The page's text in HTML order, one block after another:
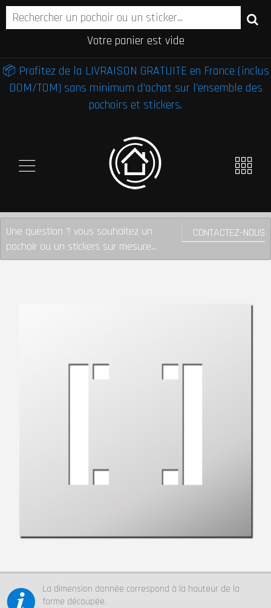
Votre panier est vide
📦 Profitez de la LIVRAISON GRATUITE en France (inclus
DOM/TOM) sans minimum d'achat sur l'ensemble des
pochoirs et stickers.
CONTACTEZ-NOUS
Une question ? vous souhaitez un
pochoir ou un stickers sur mesure...
La dimension donnée correspond à la hauteur de la
forme découpée.